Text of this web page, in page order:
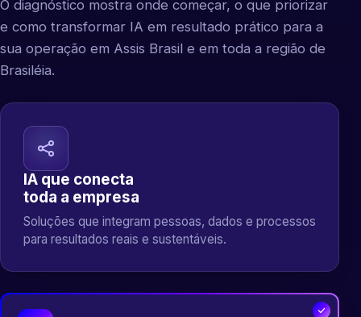
O diagnóstico mostra onde começar, o que priorizar
e como transformar IA em resultado prático para a
sua operação em Assis Brasil e em toda a região de
Brasiléia.
IA que conecta
toda a empresa
Soluções que integram pessoas, dados e processos
para resultados reais e sustentáveis.